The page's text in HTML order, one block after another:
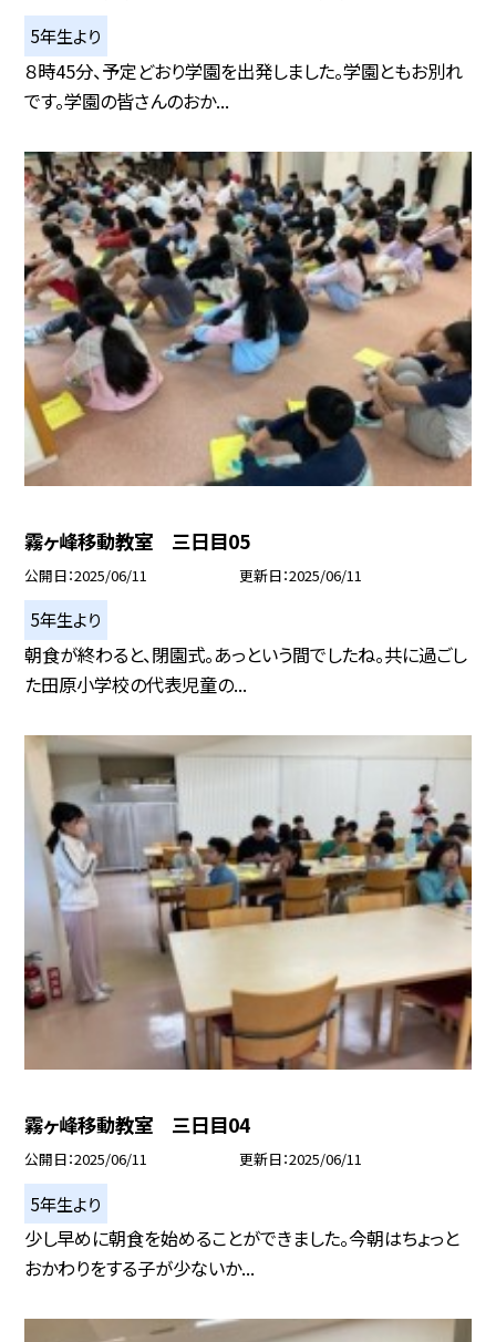
5年生より
８時45分、予定どおり学園を出発しました。学園ともお別れ
です。学園の皆さんのおか...
霧ヶ峰移動教室 三日目05
公開日 2025/06/11 更新日 2025/06/11
5年生より
朝食が終わると、閉園式。あっという間でしたね。共に過ごし
た田原小学校の代表児童の...
霧ヶ峰移動教室 三日目04
公開日 2025/06/11 更新日 2025/06/11
5年生より
少し早めに朝食を始めることができました。今朝はちょっと
おかわりをする子が少ないか...